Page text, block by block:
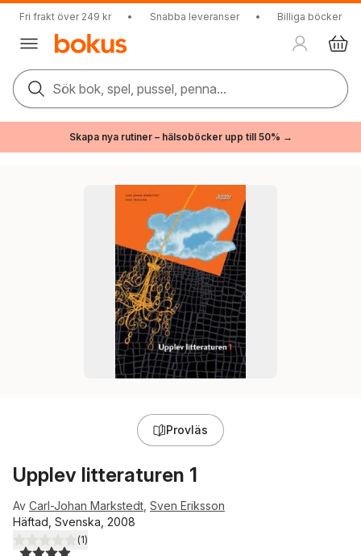
Fri frakt över 249 kr • Snabba leveranser • Billiga böcker
Sök bok, spel, pussel, penna...
Skapa nya rutiner – hälsoböcker upp till 50% →
Provläs
Upplev litteraturen 1
Av Carl-Johan Markstedt Sven Eriksson
Häftad, Svenska, 2008
4,0utav 5 stjärnor. Totalt antal röster:
(1)